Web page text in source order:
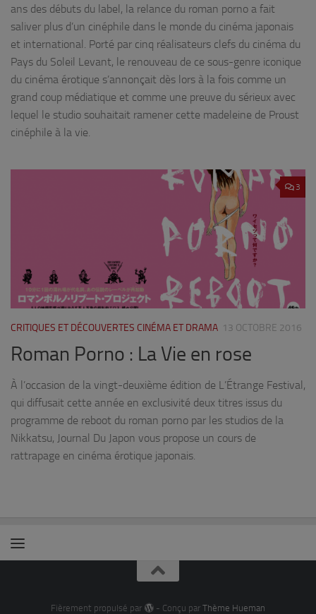
ans des débuts du label, la relance du roman porno a fait
saliver plus d’un cinéphile dans le monde du cinéma japonais
et international. Porté par cinq réalisateurs clefs du cinéma du
Pays du Soleil Levant, le renouveau de ce sous-genre iconique
du cinéma érotique s’annonçait dès lors à la fois comme un
grand coup médiatique et comme une preuve du sérieux avec
lequel le studio souhaitait ramener cette madeleine de Proust
cinéphile à la vie.
3
CRITIQUES ET DÉCOUVERTES CINÉMA ET DRAMA 13 OCTOBRE 2016
Roman Porno : La Vie en rose
À l’occasion de la vingt-deuxième édition de L’Étrange Festival,
qui diffusait cette année en exclusivité deux titres issus du
programme de reboot du roman porno par les studios de la
Nikkatsu, Journal Du Japon vous propose un cours de
rattrapage en cinéma érotique japonais.
Fièrement propulsé par - Conçu par Thème Hueman